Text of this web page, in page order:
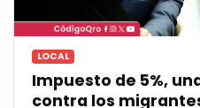
LOCAL
Impuesto de 5%,
contra los